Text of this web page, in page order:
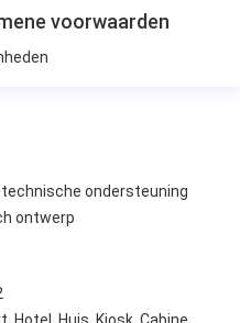
voorwaarden
technische ondersteuning
ontwerp
Hotel, Huis, Kiosk, Cabine,